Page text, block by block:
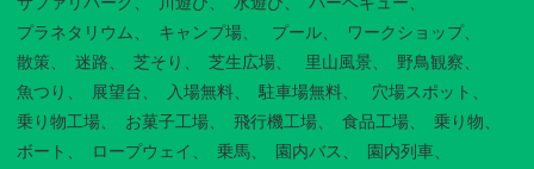
プラネタリウム
キャンプ場 プール
ワークショップ
散策
迷路 芝そり 芝生広場 里山風景
野鳥観察
魚つり
展望台 入場無料 駐車場無料
穴場スポット
乗り物工場
お菓子工場 飛行機工場 食品工場
乗り物
ボート
ロープウェイ 乗馬 園内バス
園内列車